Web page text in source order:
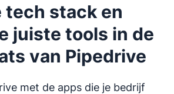
tech stack en
juiste tools in de
van Pipedrive
met de apps die je bedrijf